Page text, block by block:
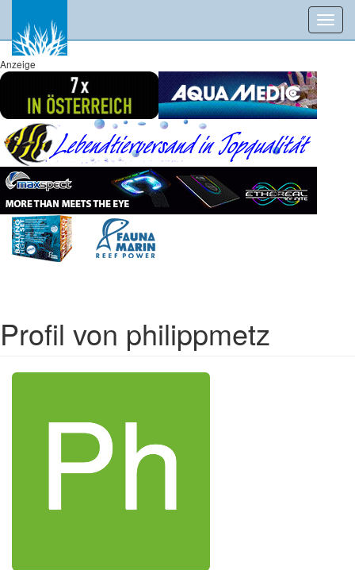
Anzeige
Profil von philippmetz